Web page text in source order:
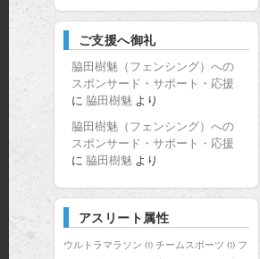
ご支援へ御礼
脇田樹魅（フェンシング）への
スポンサード・サポート・応援
に 脇田樹魅 より
脇田樹魅（フェンシング）への
スポンサード・サポート・応援
に 脇田樹魅 より
アスリート属性
ウルトラマラソン (1) チームスポーツ (1) フ